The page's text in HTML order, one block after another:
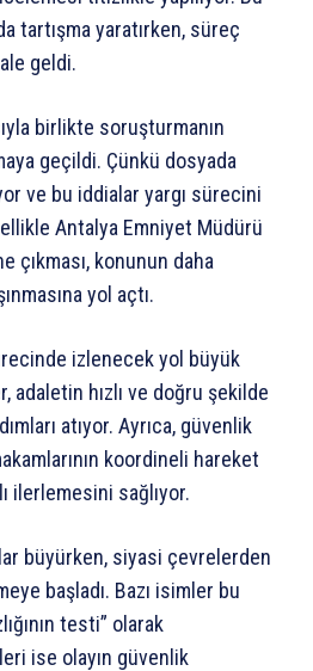
tartışma yaratırken, süreç
geldi.
birlikte soruşturmanın
geçildi. Çünkü dosyada
ve bu iddialar yargı sürecini
Antalya Emniyet Müdürü
çıkması, konunun daha
yol açtı.
izlenecek yol büyük
adaletin hızlı ve doğru şekilde
atıyor. Ayrıca, güvenlik
koordineli hareket
ilerlemesini sağlıyor.
büyürken, siyasi çevrelerden
başladı. Bazı isimler bu
testi” olarak
ise olayın güvenlik